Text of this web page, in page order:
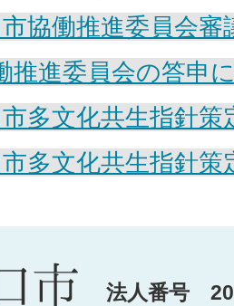
協働推進委員会審
推進委員会の答申
多文化共生指針策
多文化共生指針策
法人番号